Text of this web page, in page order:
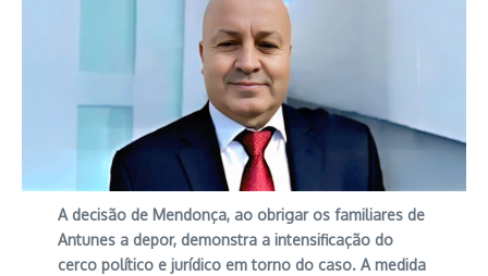
A decisão de Mendonça, ao obrigar os familiares de
Antunes a depor, demonstra a intensificação do
cerco político e jurídico em torno do caso. A medida